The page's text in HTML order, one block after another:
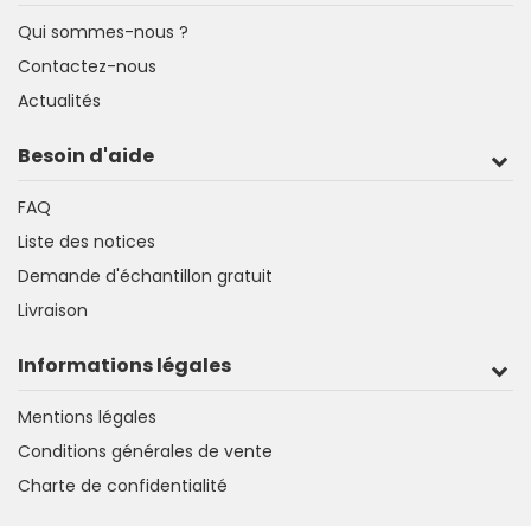
Qui sommes-nous ?
Contactez-nous
Actualités
Besoin d'aide
FAQ
Liste des notices
Demande d'échantillon gratuit
Livraison
Informations légales
Mentions légales
Conditions générales de vente
Charte de confidentialité